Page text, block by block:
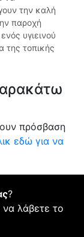
την καλή
παροχή
υγιεινού
της τοπικής
πρόσβαση
εδώ για να
?
να λάβετε το